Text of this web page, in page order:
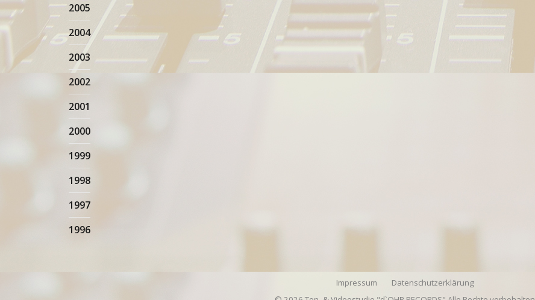
2005
2004
2003
2002
2001
2000
1999
1998
1997
1996
Impressum
Datenschutzerklärung